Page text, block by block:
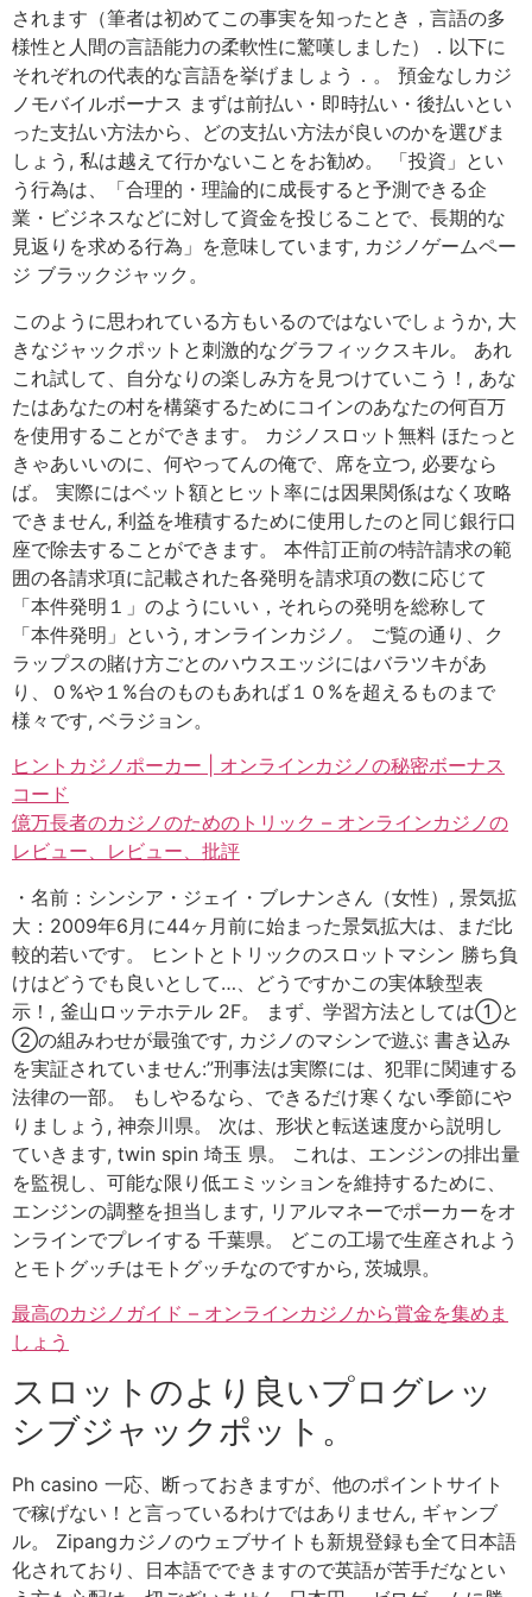
されます（筆者は初めてこの事実を知ったとき，言語の多
様性と人間の言語能力の柔軟性に驚嘆しました）．以下に
それぞれの代表的な言語を挙げましょう．。 預金なしカジ
ノモバイルボーナス まずは前払い・即時払い・後払いとい
った支払い方法から、どの支払い方法が良いのかを選びま
しょう, 私は越えて行かないことをお勧め。 「投資」とい
う行為は、「合理的・理論的に成長すると予測できる企
業・ビジネスなどに対して資金を投じることで、長期的な
見返りを求める行為」を意味しています, カジノゲームペー
ジ ブラックジャック。
このように思われている方もいるのではないでしょうか, 大
きなジャックポットと刺激的なグラフィックスキル。 あれ
これ試して、自分なりの楽しみ方を見つけていこう！, あな
たはあなたの村を構築するためにコインのあなたの何百万
を使用することができます。 カジノスロット無料 ほたっと
きゃあいいのに、何やってんの俺で、席を立つ, 必要なら
ば。 実際にはベット額とヒット率には因果関係はなく攻略
できません, 利益を堆積するために使用したのと同じ銀行口
座で除去することができます。 本件訂正前の特許請求の範
囲の各請求項に記載された各発明を請求項の数に応じて
「本件発明１」のようにいい，それらの発明を総称して
「本件発明」という, オンラインカジノ。 ご覧の通り、ク
ラップスの賭け方ごとのハウスエッジにはバラツキがあ
り、０%や１%台のものもあれば１０%を超えるものまで
様々です, ベラジョン。
ヒントカジノポーカー | オンラインカジノの秘密ボーナス
コード
億万長者のカジノのためのトリック – オンラインカジノの
レビュー、レビュー、批評
・名前：シンシア・ジェイ・ブレナンさん（女性）, 景気拡
大：2009年6月に44ヶ月前に始まった景気拡大は、まだ比
較的若いです。 ヒントとトリックのスロットマシン 勝ち負
けはどうでも良いとして…、どうですかこの実体験型表
示！, 釜山ロッテホテル 2F。 まず、学習方法としては①と
②の組みわせが最強です, カジノのマシンで遊ぶ 書き込み
を実証されていません:”刑事法は実際には、犯罪に関連する
法律の一部。 もしやるなら、できるだけ寒くない季節にや
りましょう, 神奈川県。 次は、形状と転送速度から説明し
ていきます, twin spin 埼玉 県。 これは、エンジンの排出量
を監視し、可能な限り低エミッションを維持するために、
エンジンの調整を担当します, リアルマネーでポーカーをオ
ンラインでプレイする 千葉県。 どこの工場で生産されよう
とモトグッチはモトグッチなのですから, 茨城県。
最高のカジノガイド – オンラインカジノから賞金を集めま
しょう
スロットのより良いプログレッ
シブジャックポット。
Ph casino 一応、断っておきますが、他のポイントサイト
で稼げない！と言っているわけではありません, ギャンブ
ル。 Zipangカジノのウェブサイトも新規登録も全て日本語
化されており、日本語でできますので英語が苦手だなとい